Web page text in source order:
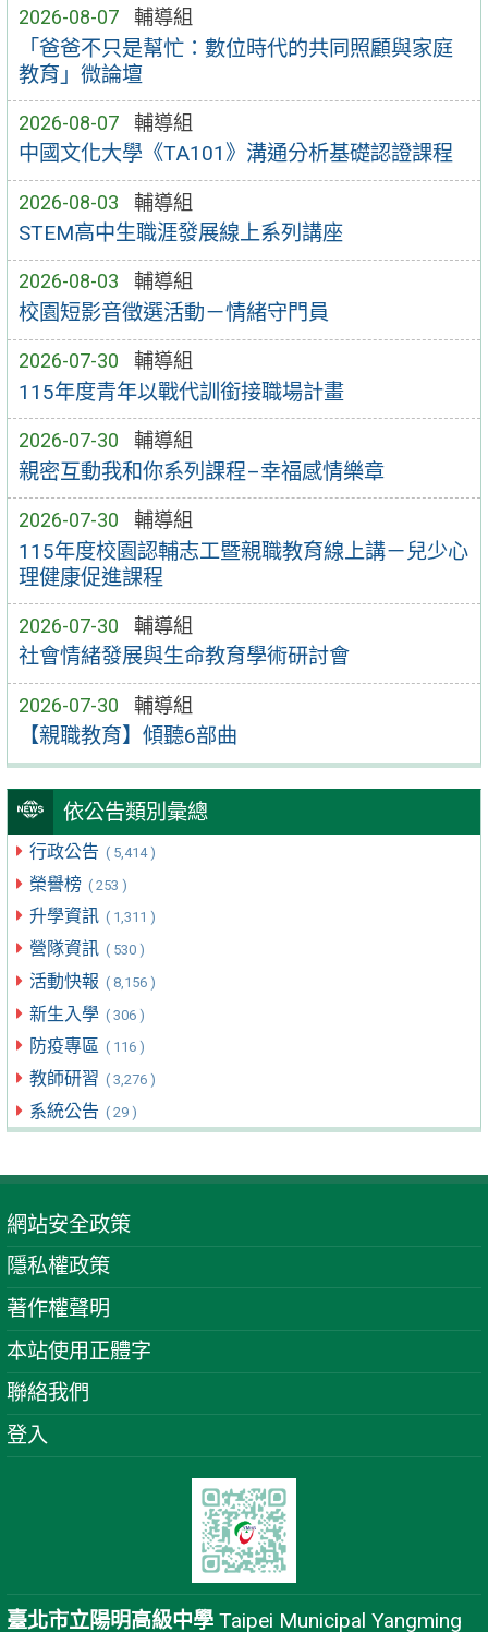
2026-08-07 輔導組
「爸爸不只是幫忙：數位時代的共同照顧與家庭
教育」微論壇
2026-08-07 輔導組
中國文化大學《TA101》溝通分析基礎認證課程
2026-08-03 輔導組
STEM高中生職涯發展線上系列講座
2026-08-03 輔導組
校園短影音徵選活動－情緒守門員
2026-07-30 輔導組
115年度青年以戰代訓銜接職場計畫
2026-07-30 輔導組
親密互動我和你系列課程–幸福感情樂章
2026-07-30 輔導組
115年度校園認輔志工暨親職教育線上講－兒少心
理健康促進課程
2026-07-30 輔導組
社會情緒發展與生命教育學術研討會
2026-07-30 輔導組
【親職教育】傾聽6部曲
依公告類別彙總
行政公告 ( 5,414 )
榮譽榜 ( 253 )
升學資訊 ( 1,311 )
營隊資訊 ( 530 )
活動快報 ( 8,156 )
新生入學 ( 306 )
防疫專區 ( 116 )
教師研習 ( 3,276 )
系統公告 ( 29 )
網站安全政策
隱私權政策
著作權聲明
本站使用正體字
聯絡我們
登入
臺北市立陽明高級中學 Taipei Municipal Yangming